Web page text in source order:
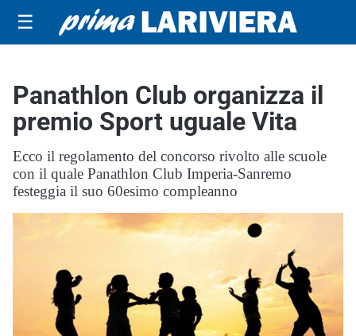
☰
Panathlon Club organizza il
premio Sport uguale Vita
Ecco il regolamento del concorso rivolto alle scuole
con il quale Panathlon Club Imperia-Sanremo
festeggia il suo 60esimo compleanno